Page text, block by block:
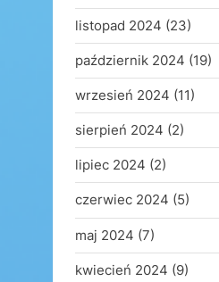
listopad 2024 (23)
październik 2024 (19)
wrzesień 2024 (11)
sierpień 2024 (2)
lipiec 2024 (2)
czerwiec 2024 (5)
maj 2024 (7)
kwiecień 2024 (9)